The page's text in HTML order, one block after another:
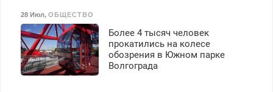
28 Июл, ОБЩЕСТВО
Более 4 тысяч человек
прокатились на колесе
обозрения в Южном парке
Волгограда